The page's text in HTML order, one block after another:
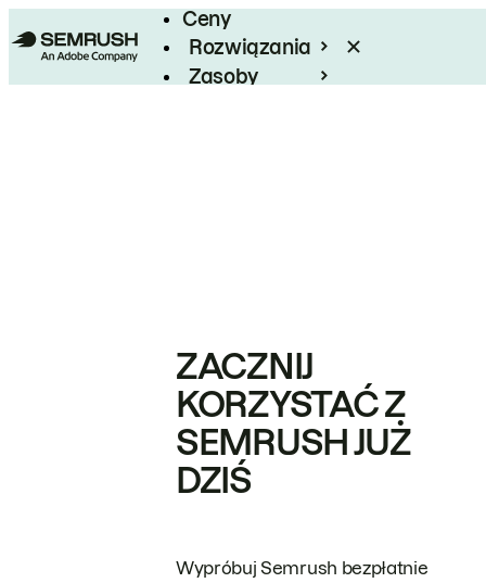
Ceny
Rozwiązania
Zasoby
ZACZNIJ
KORZYSTAĆ Z
SEMRUSH JUŻ
DZIŚ
Wypróbuj Semrush bezpłatnie